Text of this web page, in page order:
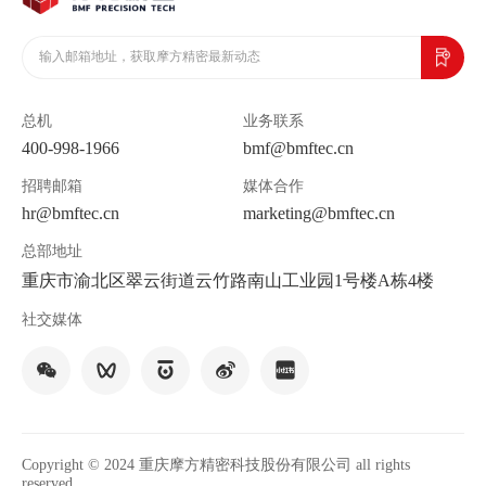
总机
400-998-1966
业务联系
bmf@bmftec.cn
招聘邮箱
hr@bmftec.cn
媒体合作
marketing@bmftec.cn
总部地址
重庆市渝北区翠云街道云竹路南山工业园1号楼A栋4楼
社交媒体
Copyright © 2024 重庆摩方精密科技股份有限公司 all rights